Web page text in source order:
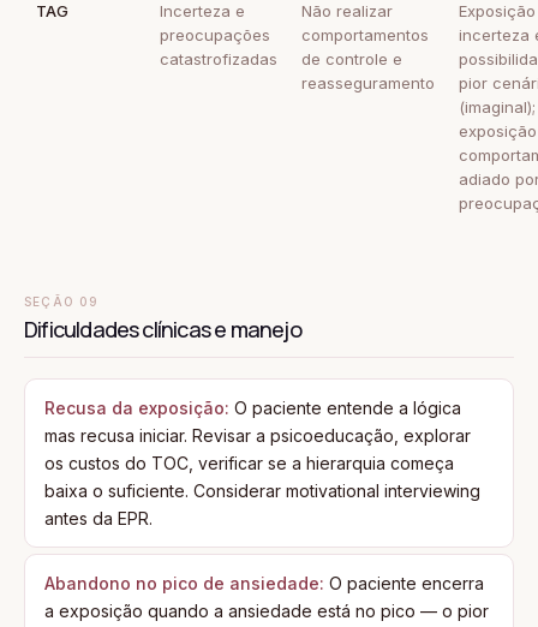
TAG
Incerteza e
preocupações
catastrofizadas
Não realizar
comportamentos
de controle e
reasseguramento
incerteza
pior
(imaginal);
adiado
SEÇÃO 09
Dificuldades clínicas e manejo
Recusa da exposição: O paciente entende a lógica
mas recusa iniciar. Revisar a psicoeducação, explorar
os custos do TOC, verificar se a hierarquia começa
baixa o suficiente. Considerar motivational interviewing
antes da EPR.
Abandono no pico de ansiedade: O paciente encerra
a exposição quando a ansiedade está no pico — o pior